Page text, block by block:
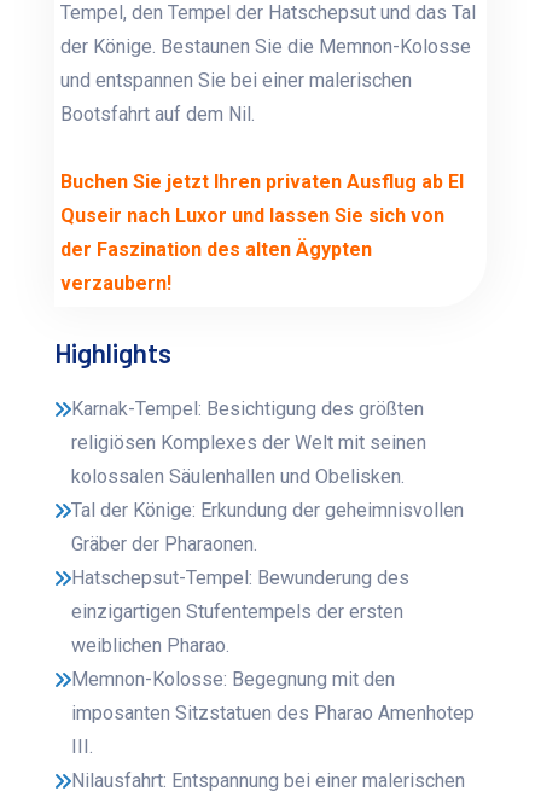
Tempel, den Tempel der Hatschepsut und das Tal
der Könige. Bestaunen Sie die Memnon-Kolosse
und entspannen Sie bei einer malerischen
Bootsfahrt auf dem Nil.
Buchen Sie jetzt Ihren privaten Ausflug ab El
Quseir nach Luxor und lassen Sie sich von
der Faszination des alten Ägypten
verzaubern!
Highlights
Karnak-Tempel: Besichtigung des größten
religiösen Komplexes der Welt mit seinen
kolossalen Säulenhallen und Obelisken.
Tal der Könige: Erkundung der geheimnisvollen
Gräber der Pharaonen.
Hatschepsut-Tempel: Bewunderung des
einzigartigen Stufentempels der ersten
weiblichen Pharao.
Memnon-Kolosse: Begegnung mit den
imposanten Sitzstatuen des Pharao Amenhotep
III.
Nilausfahrt: Entspannung bei einer malerischen